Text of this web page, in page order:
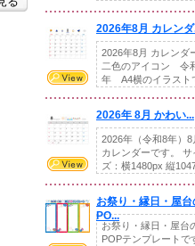
2026年8月 カレン
2026年8月 カレン
二色のアイコン 令
年 A4横のイラスト
2026年 8月 かわい...
2026年（令和8年）8
カレンダーです。 サ
ズ：横1480px 縦
お祭り・縁日・屋台
PO...
お祭り・縁日・屋台
POPテンプレートで